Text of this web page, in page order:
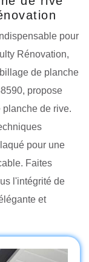
pour
Rénovation,
de planche
propose
de rive.
pour une
Faites
l'intégrité de
et